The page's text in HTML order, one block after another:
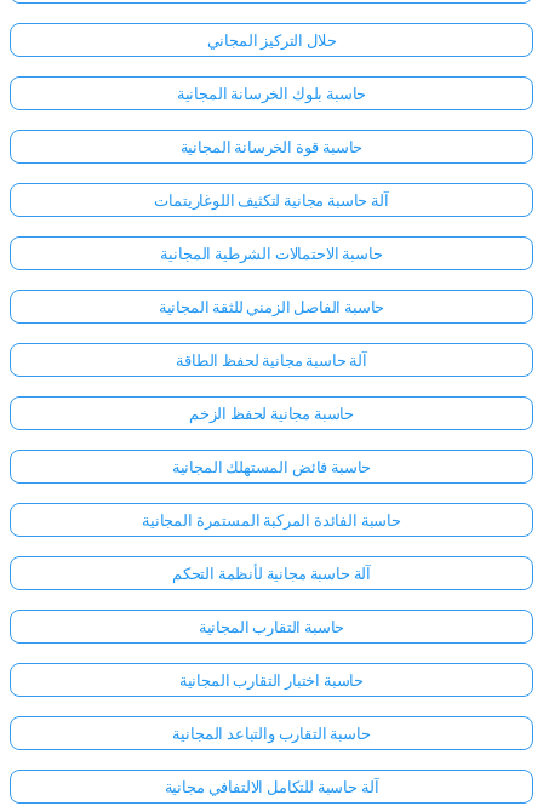
حلال التركيز المجاني
حاسبة بلوك الخرسانة المجانية
حاسبة قوة الخرسانة المجانية
آلة حاسبة مجانية لتكثيف اللوغاريتمات
حاسبة الاحتمالات الشرطية المجانية
حاسبة الفاصل الزمني للثقة المجانية
آلة حاسبة مجانية لحفظ الطاقة
حاسبة مجانية لحفظ الزخم
حاسبة فائض المستهلك المجانية
حاسبة الفائدة المركبة المستمرة المجانية
آلة حاسبة مجانية لأنظمة التحكم
حاسبة التقارب المجانية
حاسبة اختبار التقارب المجانية
حاسبة التقارب والتباعد المجانية
آلة حاسبة للتكامل الالتفافي مجانية